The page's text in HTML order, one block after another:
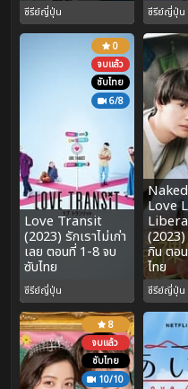
ซีรีย์ญี่ปุ่น ซีรีย์ญี่ปุ่น
0
จบแล้ว
ซับไทย
6/8
Love Transit
(2023) รักเราไม่เก่า
เลย ตอนที่ 1-8 จบ
ซับไทย
ซีรีย์ญี่ปุ่น
Love
(2023)
กิน ตอ
ไทย
ซีรีย์ญี่ปุ่น
8
จบแล้ว
ซับไทย
10/10